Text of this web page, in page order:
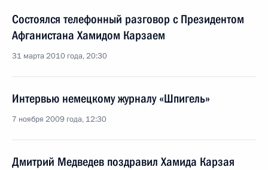
Состоялся телефонный разговор с Президентом
Афганистана Хамидом Карзаем
31 марта 2010 года, 20:30
Интервью немецкому журналу «Шпигель»
7 ноября 2009 года, 12:30
Дмитрий Медведев поздравил Хамида Карзая